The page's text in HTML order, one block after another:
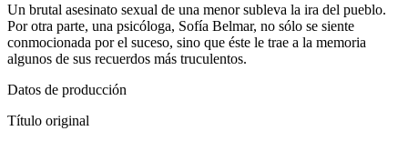
Un brutal asesinato sexual de una menor subleva la ira del pueblo.
Por otra parte, una psicóloga, Sofía Belmar, no sólo se siente
conmocionada por el suceso, sino que éste le trae a la memoria
algunos de sus recuerdos más truculentos.
Datos de producción
Título original